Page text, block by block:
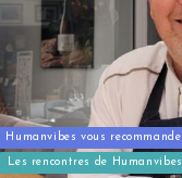
Humanvibes vous recommande
Les rencontres de Humanvibes